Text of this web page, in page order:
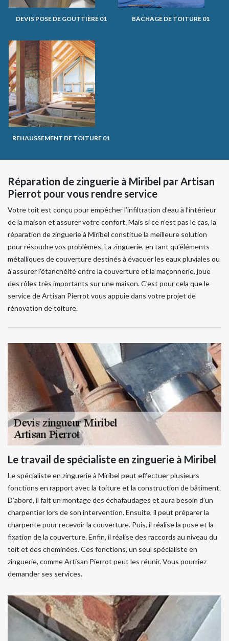
DEVIS POSE DE GOUTTIÈRE 01 BÂCHAGE DE TOITURE 01
REHAUSSEMENT DE TOITURE 01
Réparation de zinguerie à Miribel par Artisan
Pierrot pour vous rendre service
Votre toit est conçu pour empêcher l’infiltration d’eau à l’intérieur
de la maison et assurer votre confort. Mais si ce n’est pas le cas, la
réparation de zinguerie à Miribel constitue la meilleure solution
pour résoudre vos problèmes. La zinguerie, en tant qu’éléments
métalliques de couverture destinés à évacuer les eaux pluviales ou
à assurer l’étanchéité entre la couverture et la maçonnerie, joue
des rôles très importants sur une maison. C’est pour cela que le
service de Artisan Pierrot vous appuie dans votre projet de
rénovation de toiture.
Le travail de spécialiste en zinguerie à Miribel
Le spécialiste en zinguerie à Miribel peut effectuer plusieurs
fonctions en rapport avec la toiture et la construction de bâtiment.
D’abord, il fait un montage des échafaudages et aura besoin d'un
charpentier lors de son intervention. Ensuite, il peut préparer la
charpente pour recevoir la couverture. Puis, il réalise la pose et la
fixation de la couverture. Enfin, il réalise des raccords au niveau du
toit et des cheminées. Ces fonctions, un seul spécialiste en
zinguerie, comme Artisan Pierrot peut les réunir. Vous pourriez
demander ses services.